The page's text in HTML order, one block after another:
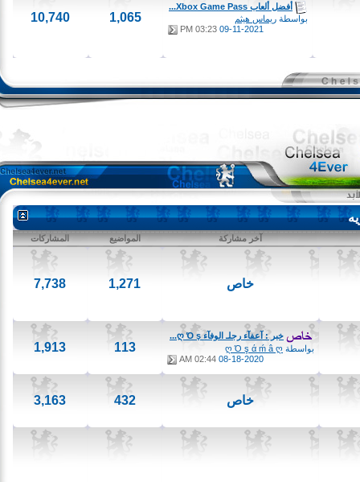
أفضل ألعاب Xbox Game Pass...
بواسطةريماس هيثم
09-11-2021
03:23 PM
1,065
10,740
آخر مشاركة المواضيع المشاركات
خاص 1,271
7,738
خبر : آعفآء رجلـ الوفآء ღ Ό ş...
بواسطةღ Ό ş ά ḿ â ღ
08-18-2020
02:44 AM
113
1,913
خاص 432
3,163